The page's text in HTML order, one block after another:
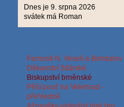
Dnes je 9. srpna 2026
svátek má Roman
Farnosti N. Veselí a Bohdalov
Děkanství žďárské
Biskupství brněnské
Pěší pouť na Velehrad -
přehledně